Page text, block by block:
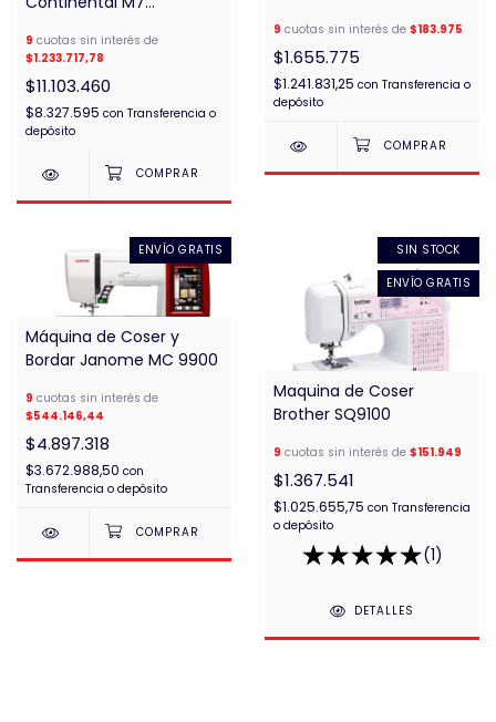
9 cuotas sin interés de
$1.233.717,78
$11.103.460
$8.327.595 con Transferencia o
depósito
9 cuotas sin interés de $183.975
$1.655.775
$1.241.831,25 con Transferencia o
depósito
ENVÍO GRATIS
Máquina de Coser y
Bordar Janome MC 9900
9 cuotas sin interés de
$544.146,44
$4.897.318
$3.672.988,50 con
Transferencia o depósito
SIN STOCK
ENVÍO GRATIS
Maquina de Coser
Brother SQ9100
9 cuotas sin interés de $151.949
$1.367.541
$1.025.655,75 con Transferencia
o depósito
(1)
DETALLES